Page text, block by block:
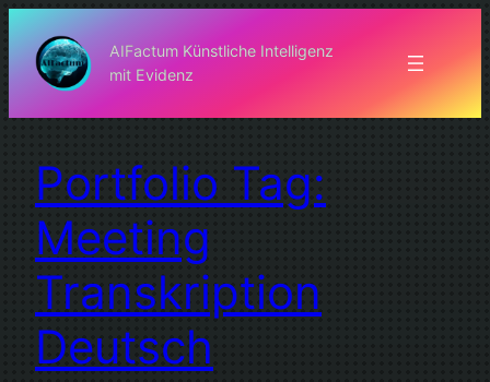
Inhalt
springen
AIFactum Künstliche Intelligenz
mit Evidenz
Portfolio Tag:
Meeting
Transkription
Deutsch